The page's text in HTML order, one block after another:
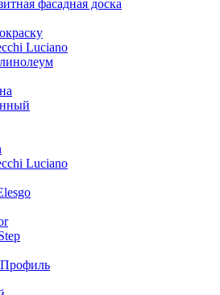
фасадная доска
Luciano
Luciano